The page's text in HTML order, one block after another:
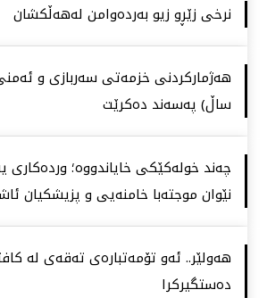
نرخی زێڕو زیو بەردەوامن لەهەڵكشان
هەژماركردنی خزمەتی سەربازی و
ساڵ) پەسەند دەكرێت
چەند خولەكێكی خایاندووە؛ وردەكاری
نێوان موجتەبا خامنەیی و پزیشكیان
هەولێر.. ئەو تۆمەتبارەی تەقەی لە
دەستگیركرا